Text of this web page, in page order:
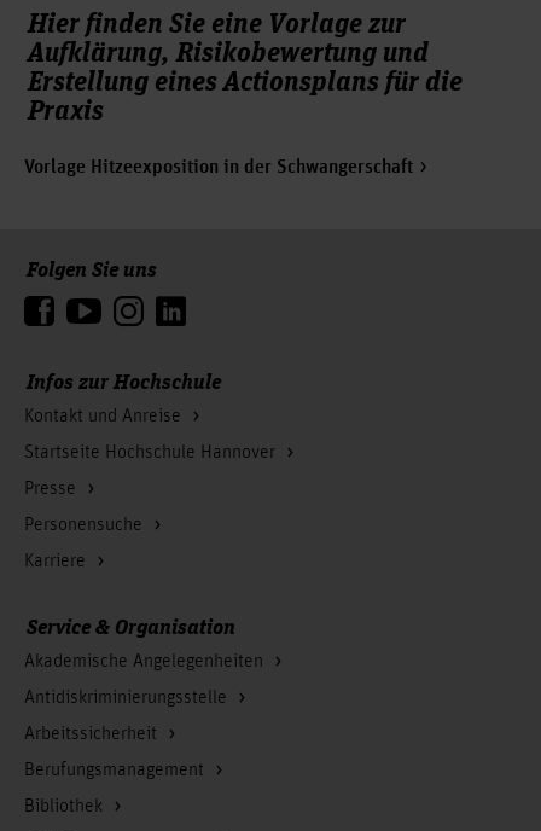
Hier finden Sie eine Vorlage zur
Aufklärung, Risikobewertung und
Erstellung eines Actionsplans für die
Praxis
Vorlage Hitzeexposition in der Schwangerschaft
Infos zur Hochschule
Kontakt und Anreise
Startseite Hochschule Hannover
Presse
Personensuche
Karriere
Folgen Sie uns
Service & Organisation
Akademische Angelegenheiten
Antidiskriminierungsstelle
Arbeitssicherheit
Berufungsmanagement
Bibliothek